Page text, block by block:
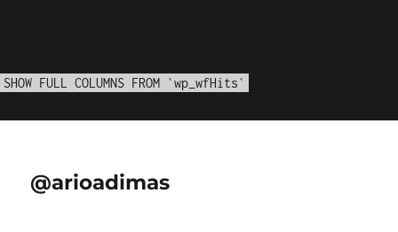
SHOW FULL COLUMNS FROM `wp_wfHits`
@arioadimas